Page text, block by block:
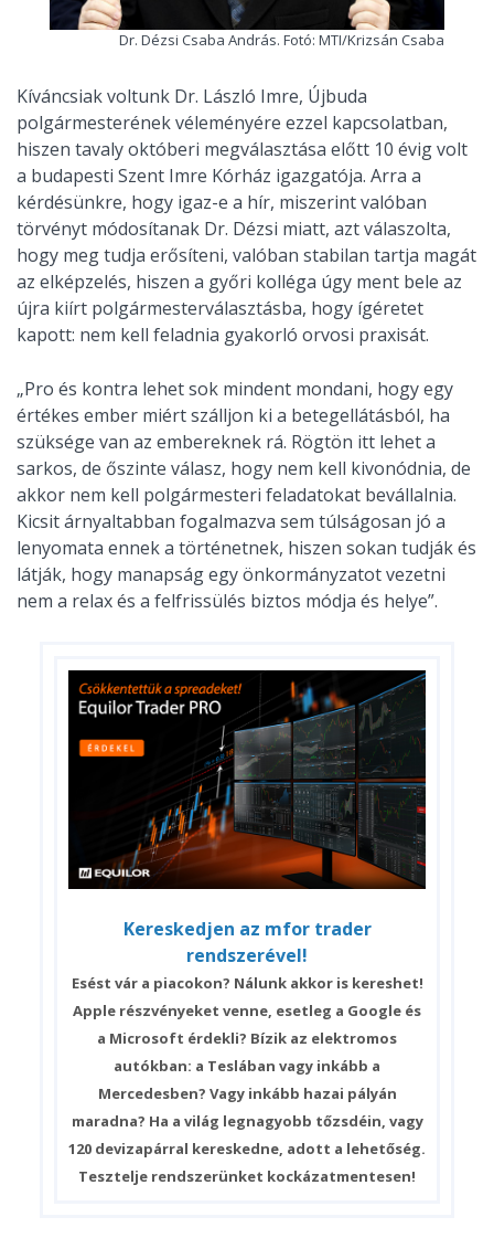
Dr. Dézsi Csaba András. Fotó: MTI/Krizsán Csaba
Kíváncsiak voltunk Dr. László Imre, Újbuda
polgármesterének véleményére ezzel kapcsolatban,
hiszen tavaly októberi megválasztása előtt 10 évig volt
a budapesti Szent Imre Kórház igazgatója. Arra a
kérdésünkre, hogy igaz-e a hír, miszerint valóban
törvényt módosítanak Dr. Dézsi miatt, azt válaszolta,
hogy meg tudja erősíteni, valóban stabilan tartja magát
az elképzelés, hiszen a győri kolléga úgy ment bele az
újra kiírt polgármesterválasztásba, hogy ígéretet
kapott: nem kell feladnia gyakorló orvosi praxisát.
„Pro és kontra lehet sok mindent mondani, hogy egy
értékes ember miért szálljon ki a betegellátásból, ha
szüksége van az embereknek rá. Rögtön itt lehet a
sarkos, de őszinte válasz, hogy nem kell kivonódnia, de
akkor nem kell polgármesteri feladatokat bevállalnia.
Kicsit árnyaltabban fogalmazva sem túlságosan jó a
lenyomata ennek a történetnek, hiszen sokan tudják és
látják, hogy manapság egy önkormányzatot vezetni
nem a relax és a felfrissülés biztos módja és helye”.
Kereskedjen az mfor trader
rendszerével!
Esést vár a piacokon? Nálunk akkor is kereshet!
Apple részvényeket venne, esetleg a Google és
a Microsoft érdekli? Bízik az elektromos
autókban: a Teslában vagy inkább a
Mercedesben? Vagy inkább hazai pályán
maradna? Ha a világ legnagyobb tőzsdéin, vagy
120 devizapárral kereskedne, adott a lehetőség.
Tesztelje rendszerünket kockázatmentesen!